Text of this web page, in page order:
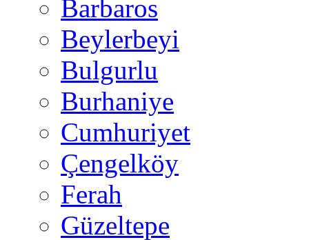
Barbaros
Beylerbeyi
Bulgurlu
Burhaniye
Cumhuriyet
Çengelköy
Ferah
Güzeltepe